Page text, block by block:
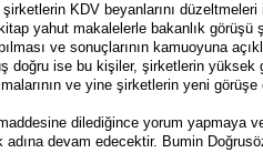
KDV beyanlarını
yahut makalelerle bakanlık görüşü
ve sonuçlarının kamuoyuna
doğru ise bu kişiler, şirketlerin
ve yine şirketlerin yeni görüşe
dilediğince yorum yapmaya
devam edecektir. Bumin